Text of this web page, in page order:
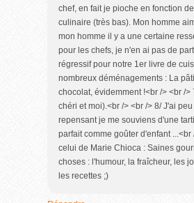
chef, en fait je pioche en fonction
culinaire (très bas). Mon homme
mon homme il y a une certaine
pour les chefs, je n'en ai pas de
régressif pour notre 1er livre de
nombreux déménagements : La
chocolat, évidemment !<br /> <br /
chéri et moi).<br /> <br /> 8/ J'ai
repensant je me souviens d'une
parfait comme goûter d'enfant
celui de Marie Chioca : Saines
choses : l'humour, la fraîcheur, les
les recettes ;)